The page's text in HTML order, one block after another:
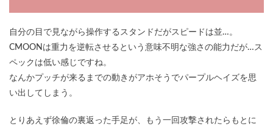
自分の目で見ながら操作するスタンドだがスピードは並…。
CMOONは重力を逆転させるという意味不明な強さの能力だが…ス
ペックは低い感じですね。
なんかプッチが来るまでの動きがアホそうでパープルヘイズを思
い出してしまう。
とりあえず徐倫の裏返った手足が、もう一回攻撃されたらもとに